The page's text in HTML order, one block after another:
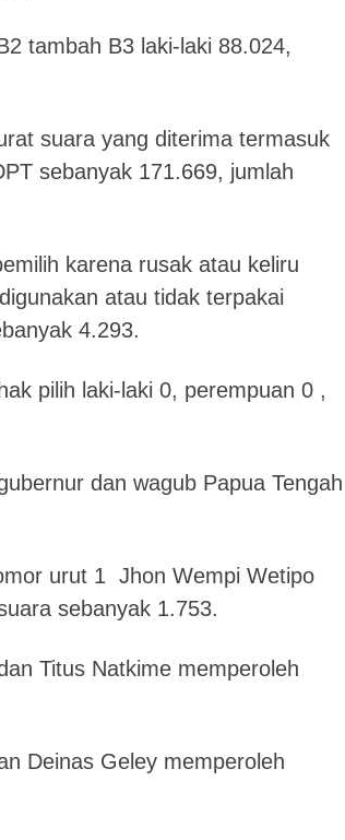
tambah B3 laki-laki 88.024,
suara yang diterima termasuk
sebanyak 171.669, jumlah
karena rusak atau keliru
atau tidak terpakai
4.293.
pilih laki-laki 0, perempuan 0 ,
dan wagub Papua Tengah
urut 1 Jhon Wempi Wetipo
sebanyak 1.753.
Titus Natkime memperoleh
Deinas Geley memperoleh